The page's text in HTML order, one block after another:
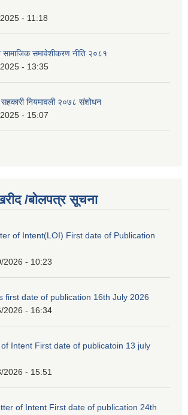
- 11:18
समावेशीकरण नीति २०८१
- 13:35
सहकारी नियमावली २०७८ संशोधन
- 15:07
/बोलपत्र सूचना
of Intent(LOI) First date of Publication
2026 - 10:23
first date of publication 16th July 2026
2026 - 16:34
Intent First date of publicatoin 13 july
2026 - 15:51
of Intent First date of publication 24th